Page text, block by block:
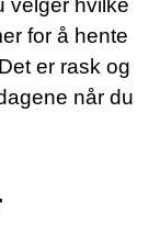
velger hvilke
for å hente
er rask og
når du